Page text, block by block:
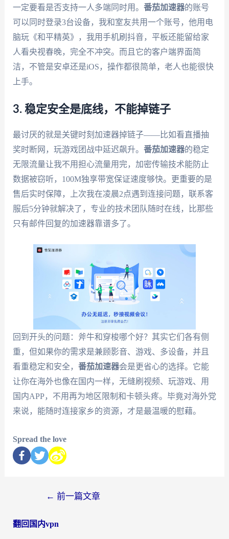
一定要看是否支持一人多端同时用。 番茄加速器的账号
可以同时登录3台设备，我和室友共用一个账号，他用电
脑玩《和平精英》，我用手机刷抖音，平板还能留给家
人看央视春晚，完全不冲突。而且它的客户端界面简
洁，不管是安卓还是iOS，操作都很简单，老人也能很快
上手。
3. 稳定安全是底线，不能掉链子
最讨厌的就是关键时刻加速器掉链子——比如看直播抽
奖时断网，玩游戏团战中延迟飙升。 番茄加速器的稳定
无限流量让我不用担心流量用完，加密传输技术能防止
数据被窃听，100M独享带宽保证速度够快。更重要的是
售后实时保障，上次我在凌晨2点遇到连接问题，联系客
服后5分钟就解决了，专业的技术团队随时在线，比那些
只有邮件回复的加速器靠谱多了。
回到开头的问题：斧牛和穿梭哪个好？其实它们各有侧
重，但如果你的需求是兼顾影音、游戏、多设备，并且
看重稳定和安全， 番茄加速器会是更省心的选择。它能
让你在海外也像在国内一样，无缝刷视频、玩游戏、用
国内APP，不用再为地区限制和卡顿头疼。毕竟对海外党
来说，能随时连接家乡的资源，才是最温暖的慰藉。
Spread the love
← 前一篇文章
翻回国内vpn